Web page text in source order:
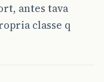
antes tava
classe q